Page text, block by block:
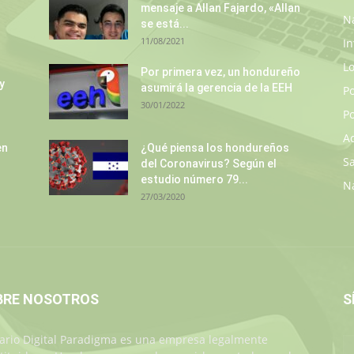
mensaje a Allan Fajardo, «Allan
se está...
11/08/2021
Por primera vez, un hondureño
asumirá la gerencia de la EEH
30/01/2022
¿Qué piensa los hondureños
del Coronavirus? Según el
estudio número 79...
27/03/2020
NOSOTROS
Digital Paradigma es una empresa legalmente